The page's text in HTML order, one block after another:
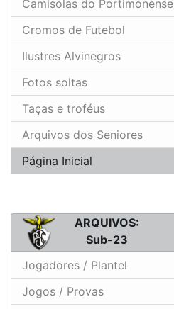
Camisolas do Portimonense
Cromos de Futebol
Ilustres Alvinegros
Fotos soltas
Taças e troféus
Arquivos dos Seniores
Página Inicial
ARQUIVOS:
Sub-23
Jogadores / Plantel
Jogos / Provas